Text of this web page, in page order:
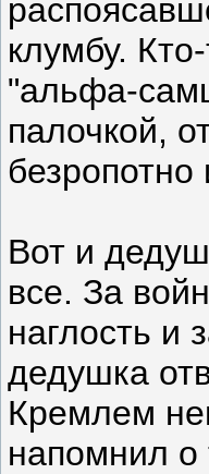
клумбу.
"альфа-
палочкой,
Вот и
все. За
наглость и
дедушка
Кремлем
напомнил о